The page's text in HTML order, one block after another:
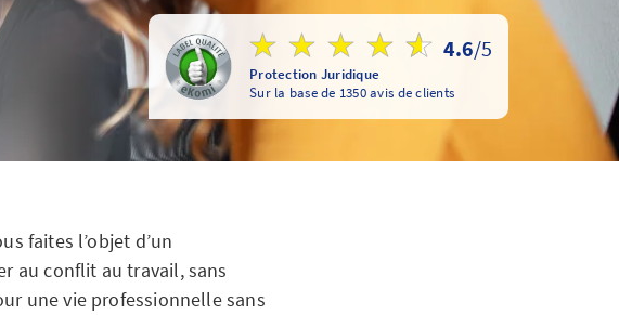
4.6/5
Protection Juridique
Sur la base de 1350 avis de clients
faites l’objet d’un
au conflit au travail, sans
une vie professionnelle sans